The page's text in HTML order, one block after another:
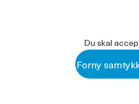
Du skal
Forny